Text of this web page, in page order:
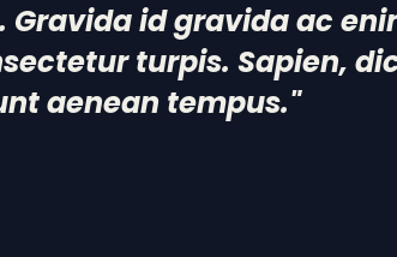
id gravida ac
turpis. Sapien,
aenean tempus."